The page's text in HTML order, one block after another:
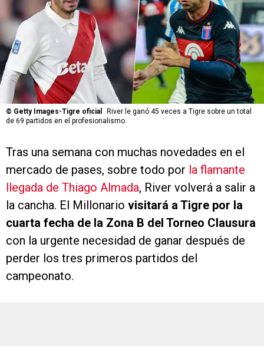
© Getty Images-Tigre oficial
River le ganó 45 veces a Tigre sobre un total
de 69 partidos en el profesionalismo.
Tras una semana con muchas novedades en el
mercado de pases, sobre todo por la flamante
llegada de Thiago Almada, River volverá a salir a
la cancha. El Millonario visitará a Tigre por la
cuarta fecha de la Zona B del Torneo Clausura
con la urgente necesidad de ganar después de
perder los tres primeros partidos del
campeonato.